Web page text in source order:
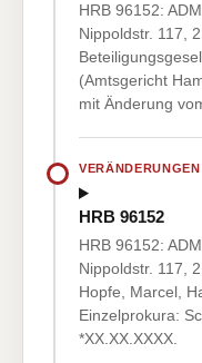
HRB 96152:
Nippoldstr. 117,
(Amtsgericht
mit Änderung
VERÄNDERUNGEN
HRB 96152
HRB 96152:
Nippoldstr. 117,
Hopfe, Marcel,
Einzelprokura:
*XX.XX.XXXX.